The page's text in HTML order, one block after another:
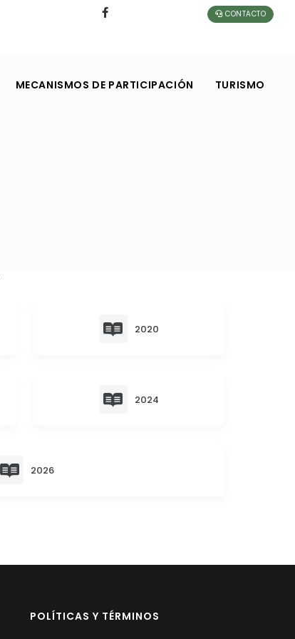
CONTACTO
MECANISMOS DE PARTICIPACIÓN TURISMO
2020
2024
2026
POLÍTICAS Y TÉRMINOS